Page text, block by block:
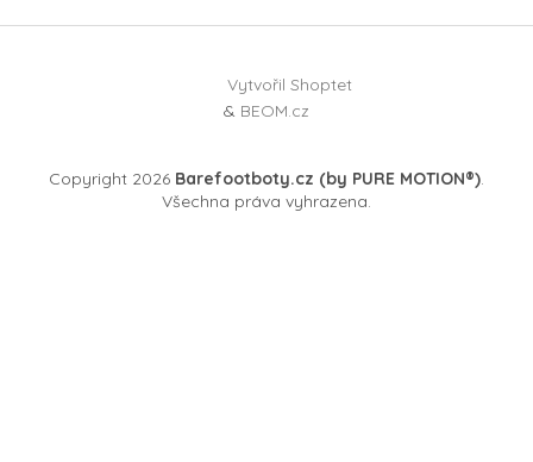
Vytvořil Shoptet
& BEOM.cz
Copyright 2026 Barefootboty.cz (by PURE MOTION®).
Všechna práva vyhrazena.